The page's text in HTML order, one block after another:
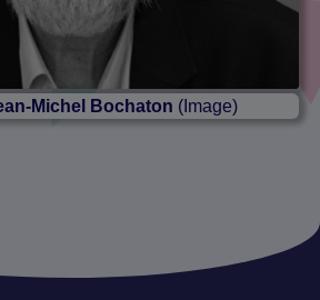
Michel Bochaton (Image)